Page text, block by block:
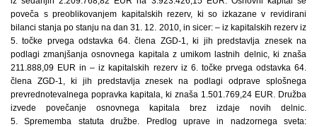
poveča s preoblikovanjem kapitalskih rezerv, ki so izkazane v revidirani
bilanci stanja po stanju na dan 31. 12. 2010, in sicer: – iz kapitalskih rezerv iz
5. točke prvega odstavka 64. člena ZGD-1, ki jih predstavlja znesek na
podlagi zmanjšanja osnovnega kapitala z umikom lastnih delnic, ki znaša
211.888,09 EUR in – iz kapitalskih rezerv iz 6. točke prvega odstavka 64.
člena ZGD-1, ki jih predstavlja znesek na podlagi odprave splošnega
prevrednotevalnega popravka kapitala, ki znaša 1.501.769,24 EUR. Družba
izvede povečanje osnovnega kapitala brez izdaje novih delnic.
5. Sprememba statuta družbe. Predlog uprave in nadzornega sveta: